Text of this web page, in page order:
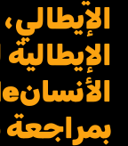
بمراجعة